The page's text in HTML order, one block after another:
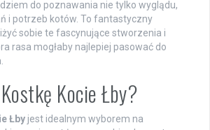
do poznawania nie tylko wyglądu,
i potrzeb kotów. To fantastyczny
sobie te fascynujące stworzenia i
rasa mogłaby najlepiej pasować do
Kocie Łby?
Łby jest idealnym wyborem na